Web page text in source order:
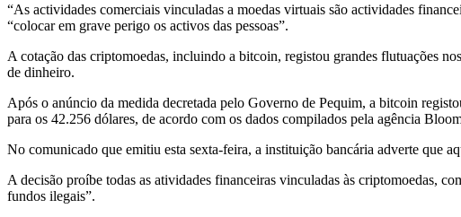
“As actividades comerciais vinculadas a moedas virtuais são actividades
“colocar em grave perigo os activos das pessoas”.
A cotação das criptomoedas, incluindo a bitcoin, registou grandes flutuações
de dinheiro.
Após o anúncio da medida decretada pelo Governo de Pequim, a bitcoin
para os 42.256 dólares, de acordo com os dados compilados pela agência
No comunicado que emitiu esta sexta-feira, a instituição bancária adverte que
A decisão proíbe todas as atividades financeiras vinculadas às criptomoedas,
fundos ilegais”.